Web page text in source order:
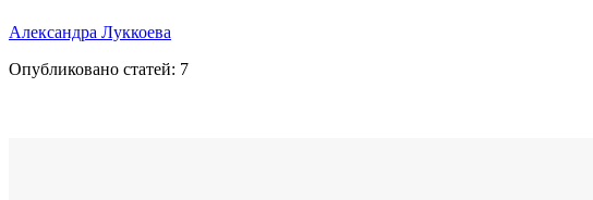
Александра Луккоева
Опубликовано статей: 7